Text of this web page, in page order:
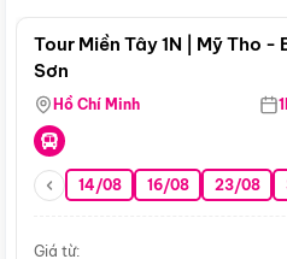
Tour Miền Tây 1N | Mỹ Tho -
Sơn
Hồ Chí Minh
14/08 16/08 23/08
Giá từ: